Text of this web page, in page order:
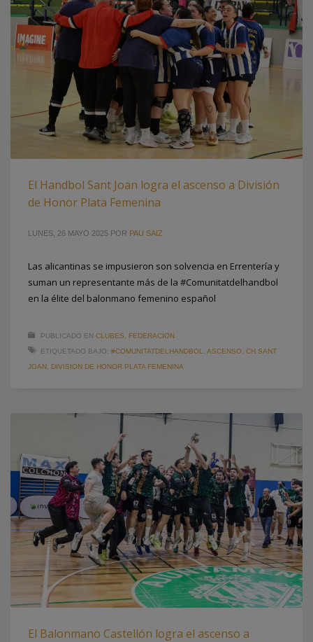
El Handbol Sant Joan logra el ascenso a División
de Honor Plata Femenina
LUNES, 26 MAYO 2025 POR PAU SAIZ
Las alicantinas se impusieron son solvencia en Errentería y
suman un representante más de la #Comunitatdelhandbol
en la élite del balonmano femenino español
PUBLICADO EN CLUBES
FEDERACION
ETIQUETADO BAJO: #COMUNITATDELHANDBOL ASCENSO CH SANT
JOAN
DIVISION DE HONOR PLATA FEMENINA
El Balonmano Castellón logra el ascenso a